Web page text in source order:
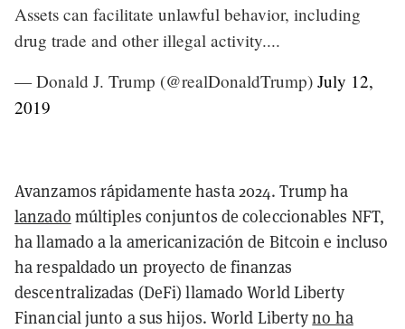
Assets can facilitate unlawful behavior, including
drug trade and other illegal activity....
— Donald J. Trump (@realDonaldTrump) July 12,
2019
Avanzamos rápidamente hasta 2024. Trump ha
lanzado múltiples conjuntos de coleccionables NFT,
ha llamado a la americanización de Bitcoin e incluso
ha respaldado un proyecto de finanzas
descentralizadas (DeFi) llamado World Liberty
Financial junto a sus hijos. World Libertyno ha